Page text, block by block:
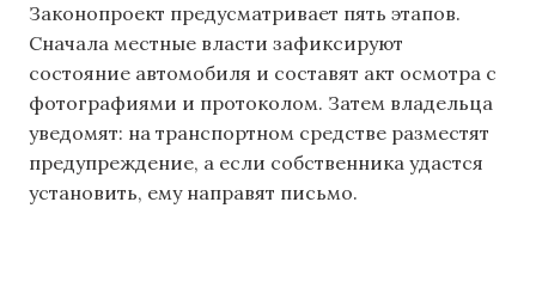
Законопроект предусматривает пять этапов.
Сначала местные власти зафиксируют
состояние автомобиля и составят акт осмотра с
фотографиями и протоколом. Затем владельца
уведомят: на транспортном средстве разместят
предупреждение, а если собственника удастся
установить, ему направят письмо.